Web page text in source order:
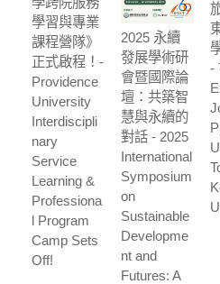
學習與專業
課程營隊》
正式啟程！-
Providence
University
Interdiscipli
nary
Service
Learning &
Professiona
l Program
Camp Sets
Off!
2025 永續
發展學術研
會暨國際論
壇：共築智
慧與永續的
對話 - 2025
International
Symposium
on
Sustainable
Developme
nt and
Futures: A
-